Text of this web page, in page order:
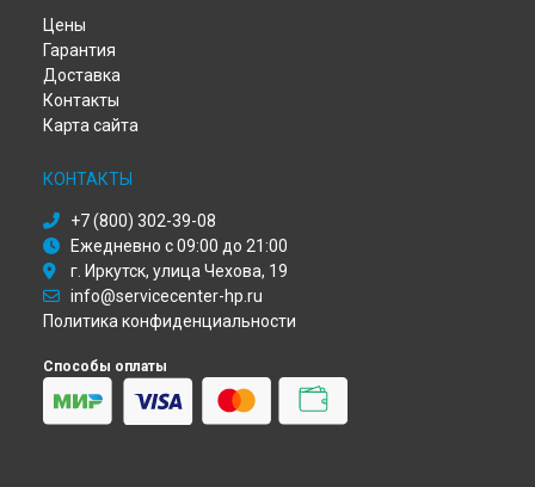
Ремонт МФУ LaserJet Pro M132fw HP в
Ремонт МФУ LaserJet Pro M132fw HP в
Ремонт МФУ LaserJet Pro M132fw HP в
Цены
Гарантия
Доставка
Контакты
Карта сайта
КОНТАКТЫ
+7 (800) 302-39-08
Ежедневно с 09:00 до 21:00
г. Иркутск, улица Чехова, 19
info@servicecenter-hp.ru
Политика конфиденциальности
Способы оплаты